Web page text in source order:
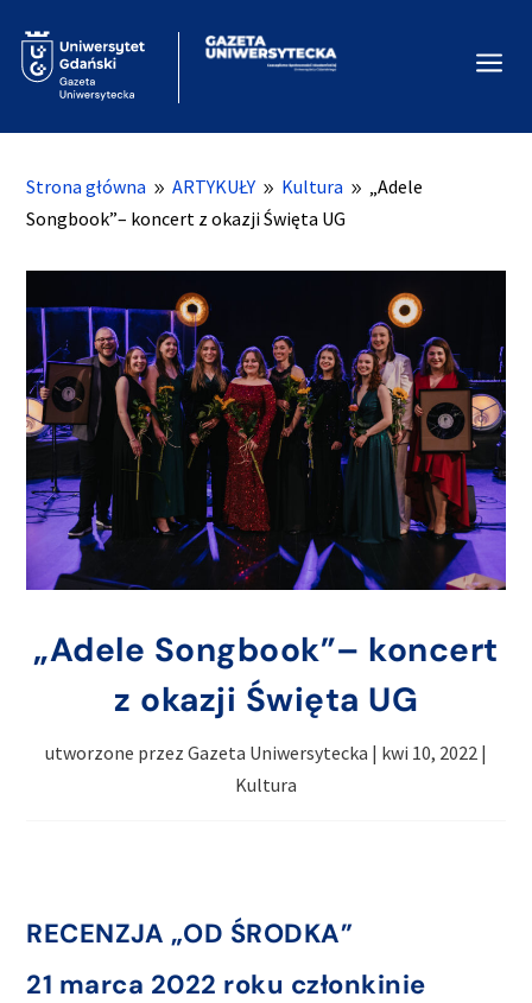
a
Strona główna 9 ARTYKUŁY 9 Kultura 9 „Adele
Songbook”– koncert z okazji Święta UG
„Adele Songbook”– koncert
z okazji Święta UG
utworzone przez Gazeta Uniwersytecka | kwi 10, 2022 |
Kultura
RECENZJA „OD ŚRODKA”
21 marca 2022 roku członkinie